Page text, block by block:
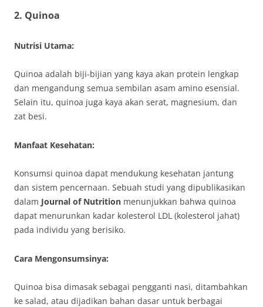
2. Quinoa
Nutrisi Utama:
Quinoa adalah biji-bijian yang kaya akan protein lengkap
dan mengandung semua sembilan asam amino esensial.
Selain itu, quinoa juga kaya akan serat, magnesium, dan
zat besi.
Manfaat Kesehatan:
Konsumsi quinoa dapat mendukung kesehatan jantung
dan sistem pencernaan. Sebuah studi yang dipublikasikan
dalam Journal of Nutrition menunjukkan bahwa quinoa
dapat menurunkan kadar kolesterol LDL (kolesterol jahat)
pada individu yang berisiko.
Cara Mengonsumsinya:
Quinoa bisa dimasak sebagai pengganti nasi, ditambahkan
ke salad, atau dijadikan bahan dasar untuk berbagai